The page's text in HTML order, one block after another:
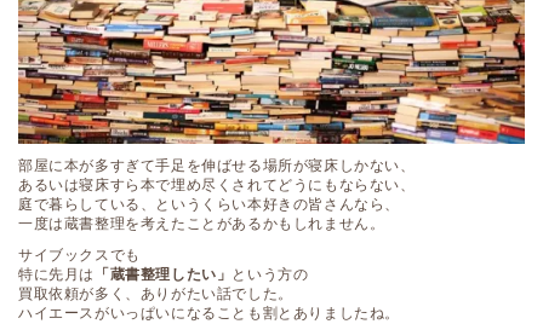
部屋に本が多すぎて手足を伸ばせる場所が寝床しかない、
あるいは寝床すら本で埋め尽くされてどうにもならない、
庭で暮らしている、というくらい本好きの皆さんなら、
一度は蔵書整理を考えたことがあるかもしれません。
サイブックスでも
特に先月は
「蔵書整理したい」 という方の
買取依頼が多く、ありがたい話でした。
ハイエースがいっぱいになることも割とありましたね。